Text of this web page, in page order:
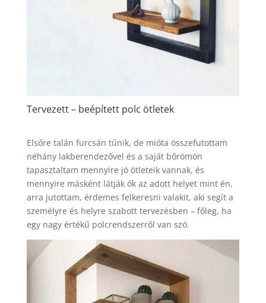
Tervezett – beépített polc ötletek
Elsőre talán furcsán tűnik, de mióta összefutottam
néhány lakberendezővel és a saját bőrömön
tapasztaltam mennyire jó ötleteik vannak, és
mennyire másként látják ők az adott helyet mint én,
arra jutottam, érdemes felkeresni valakit, aki segít a
személyre és helyre szabott tervezésben – főleg, ha
egy nagy értékű polcrendszerről van szó.